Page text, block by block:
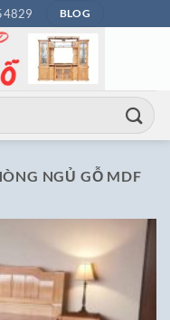
BLOG
NGỦ GỖ MDF